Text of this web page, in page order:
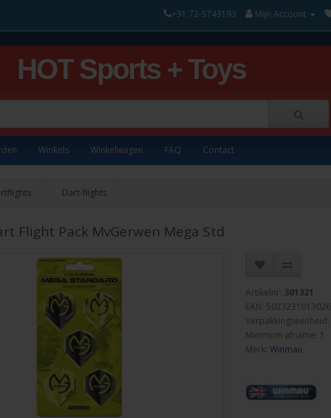
+31 72-5743193 Mijn Account
HOT Sports + Toys
Winkels Winkelwagen FAQ Contact
Dart-flights
Flight Pack MvGerwen Mega Std
Artikelnr: 301321
EAN: 5023231013026
Verpakkingseenheid:
Minimum afname: 1
Merk:Winmau